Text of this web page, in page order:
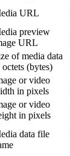
URL
preview
URL
of media data
octets (bytes)
or video
in pixels
or video
in pixels
data file